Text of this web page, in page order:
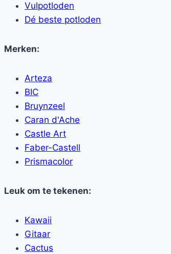
Vulpotloden
Dé beste potloden
Merken:
Arteza
BIC
Bruynzeel
Caran d'Ache
Castle Art
Faber-Castell
Prismacolor
Leuk om te tekenen:
Kawaii
Gitaar
Cactus